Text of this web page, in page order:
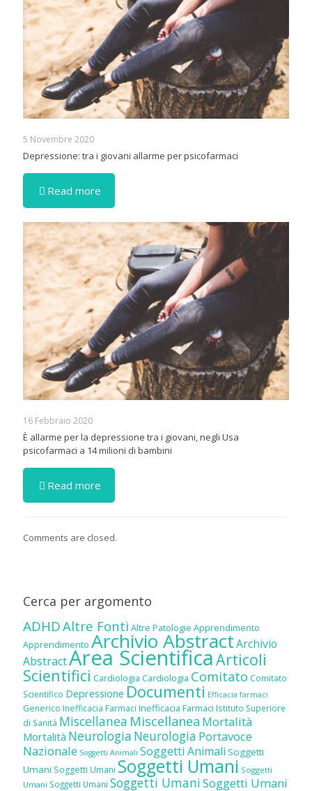
5 Novembre 2020
Depressione: tra i giovani allarme per psicofarmaci
Read more
16 Febbraio 2020
È allarme per la depressione tra i giovani, negli Usa
psicofarmaci a 14 milioni di bambini
Read more
Comments are closed.
Cerca per argomento
ADHDAltre Fonti Altre Patologie Apprendimento
Apprendimento Archivio AbstractArchivio
AbstractArea ScientificaArticoli
Scientifici Cardiologia Cardiologia Comitato Comitato
Scientifico Depressione Documenti Efficacia farmaci
Generico Inefficacia Farmaci Inefficacia Farmaci Istituto Superiore
di Sanità Miscellanea Miscellanea Mortalità
Mortalità Neurologia Neurologia Portavoce
Nazionale Soggetti Animali Soggetti Animali Soggetti
Umani Soggetti Umani Soggetti Umani Soggetti
Umani Soggetti Umani Soggetti UmaniSoggetti Umani